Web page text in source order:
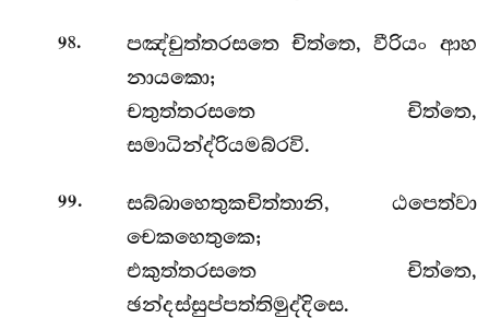
98. පඤ්චුත්තරසතෙචිත්තෙ, වීරියං ආහ
නායකො;
චතුත්තරසතෙ චිත්තෙ,
සමාධින්ද්රියමබ්රවි.
99.
සබ්බාහෙතුකචිත්තානි, ඨපෙත්වා
චෙකහෙතුකෙ;
එකුත්තරසතෙ චිත්තෙ,
ඡන්දස්සුප්පත්තිමුද්දිසෙ.